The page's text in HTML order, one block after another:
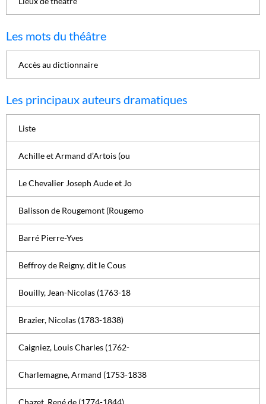
Les mots du théâtre
Accès au dictionnaire
Les principaux auteurs dramatiques
Liste
Achille et Armand d’Artois (ou
Le Chevalier Joseph Aude et Jo
Balisson de Rougemont (Rougemo
Barré Pierre-Yves
Beffroy de Reigny, dit le Cous
Bouilly, Jean-Nicolas (1763-18
Brazier, Nicolas (1783-1838)
Caigniez, Louis Charles (1762-
Charlemagne, Armand (1753-1838
Chazet, René de (1774-1844)